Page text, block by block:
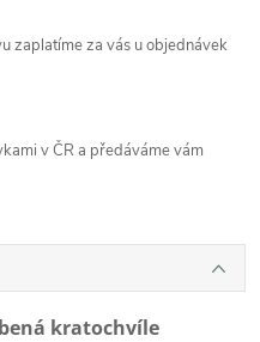
zaplatíme za vás u objednávek
v ČR a předáváme vám
kratochvíle